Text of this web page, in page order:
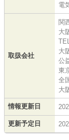
電
取扱会社
関
大
大
公
東
全
大
情報更新日
更新予定日